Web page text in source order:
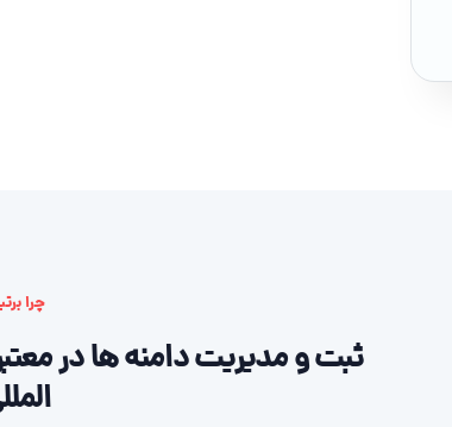
چرا
ثبت و مدیریت دامنه ها در